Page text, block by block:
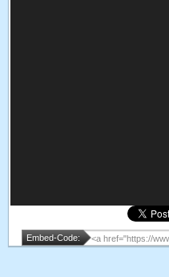
Embed-Code: